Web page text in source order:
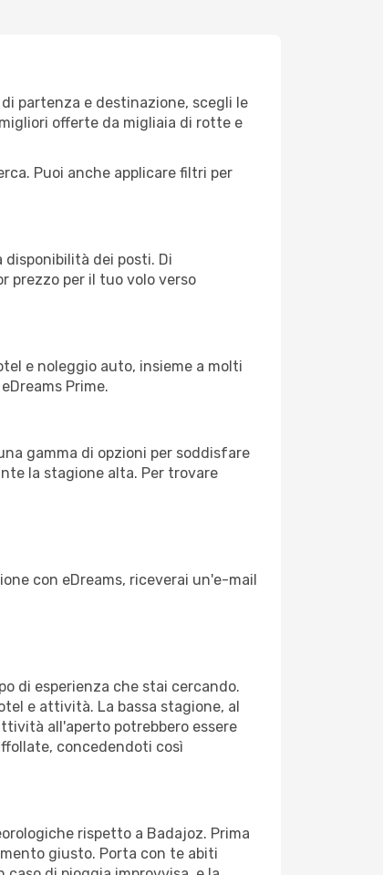
partenza e destinazione, scegli le
offerte da migliaia di rotte e
Puoi anche applicare filtri per
dei posti. Di
prezzo per il tuo volo verso
e noleggio auto, insieme a molti
Prime.
gamma di opzioni per soddisfare
la stagione alta. Per trovare
con eDreams, riceverai un'e-mail
di esperienza che stai cercando.
e attività. La bassa stagione, al
all'aperto potrebbero essere
concedendoti così
rispetto a Badajoz. Prima
giusto. Porta con te abiti